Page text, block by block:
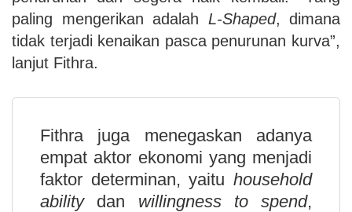
paling mengerikan adalah L-Shaped, dimana
tidak terjadi kenaikan pasca penurunan kurva”,
lanjut Fithra.
Fithra juga menegaskan adanya
empat aktor ekonomi yang menjadi
faktor determinan, yaitu household
abilitydan willingness to spend,